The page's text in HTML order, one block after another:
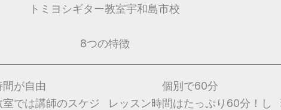
トミヨシギター教室宇和島市校
8つの特徴
間が自由
では講師のスケジ
個別で60分
レッスン時間はたっぷり60分！し